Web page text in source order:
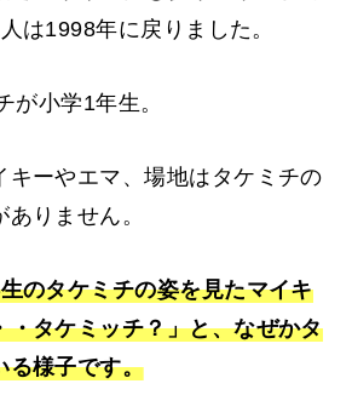
は1998年に戻りました。
が小学1年生。
キーやエマ、場地はタケミチの
りません。
のタケミチの姿を見たマイキ
・タケミッチ？」と、なぜかタ
る様子です。